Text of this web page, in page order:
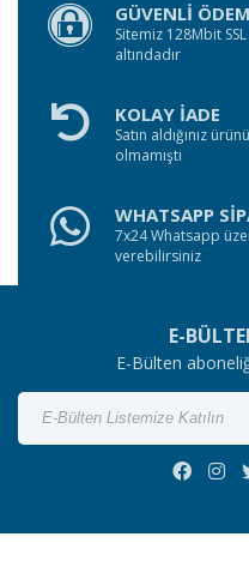
GÜVENLİ
Sitemiz 128Mbit
altındadır
KOLAY İADE
Satın aldığınız
olmamıştı
WHATSAPP
7x24 Whatsapp
verebilirsiniz
E-
E-Bülten